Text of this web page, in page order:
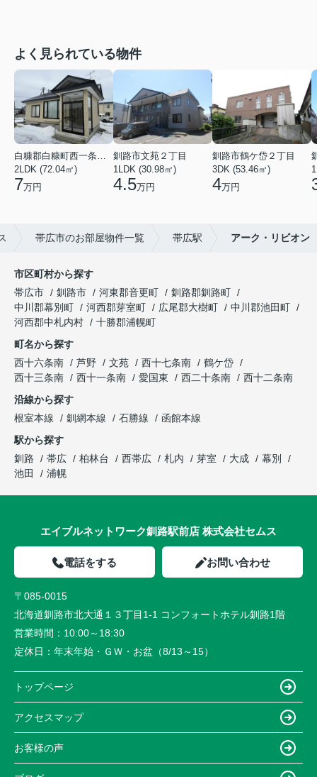
よく見られている物件
白糠郡白糠町西一条南４丁目
2LDK (72.04㎡)
7万円
釧路市文苑２丁目
1LDK (30.98㎡)
4.5万円
釧路市鶴ケ岱２丁目
3DK (53.46㎡)
4万円
帯広市のお部屋物件一覧 帯広駅 アーク・リビオン
市区町村から探す
帯広市
釧路市 河東郡音更町
釧路郡釧路町
中川郡幕別町
河西郡芽室町 広尾郡大樹町
中川郡池田町
河西郡中札内村
十勝郡浦幌町
町名から探す
西十六条南
芦野 文苑 西十七条南
鶴ケ岱
西十三条南
西十一条南 愛国東 西二十条南
西十二条南
沿線から探す
根室本線
釧網本線 石勝線
函館本線
駅から探す
釧路
帯広 柏林台 西帯広 札内 芽室 大成
幕別
池田
浦幌
エイブルネットワーク釧路駅前店 株式会社セムス
電話をする お問い合わせ
〒085-0015
北海道釧路市北大通１３丁目1-1 コンフォートホテル釧路1階
営業時間： 10:00～18:30
定休日： 年末年始・ＧＷ・お盆（8/13～15）
トップページ
アクセスマップ
お客様の声